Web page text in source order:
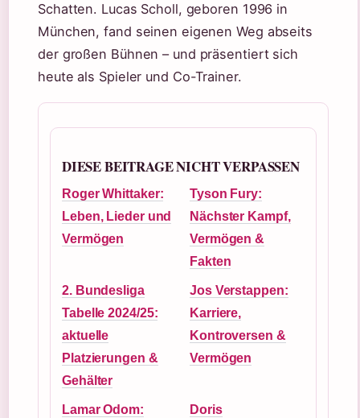
Schatten. Lucas Scholl, geboren 1996 in
München, fand seinen eigenen Weg abseits
der großen Bühnen – und präsentiert sich
heute als Spieler und Co-Trainer.
DIESE BEITRAGE NICHT VERPASSEN
Roger Whittaker:
Leben, Lieder und
Vermögen
Tyson Fury:
Nächster Kampf,
Vermögen &
Fakten
2. Bundesliga
Tabelle 2024/25:
aktuelle
Platzierungen &
Gehälter
Jos Verstappen:
Karriere,
Kontroversen &
Vermögen
Lamar Odom:
Doris